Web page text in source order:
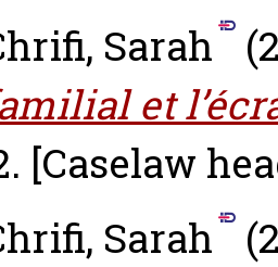
Sarah
et
[Caselaw
Sarah